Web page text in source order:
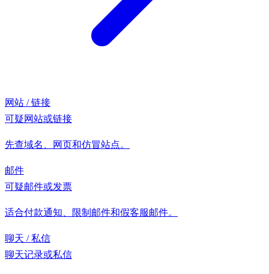
网站 / 链接
可疑网站或链接
先查域名、网页和仿冒站点。
邮件
可疑邮件或发票
适合付款通知、限制邮件和假客服邮件。
聊天 / 私信
聊天记录或私信